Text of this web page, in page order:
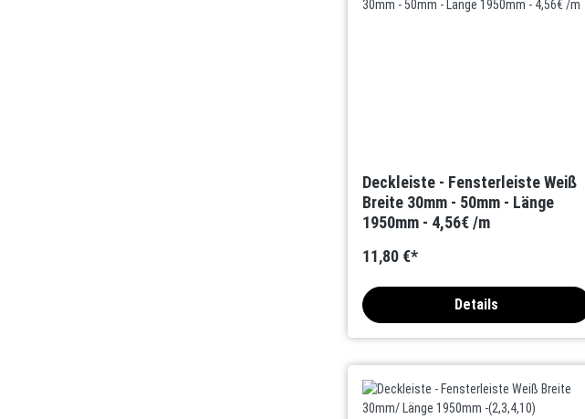
Deckleiste - Fensterleiste Weiß
Breite 30mm - 50mm - Länge
1950mm - 4,56€ /m
11,80 €*
Details